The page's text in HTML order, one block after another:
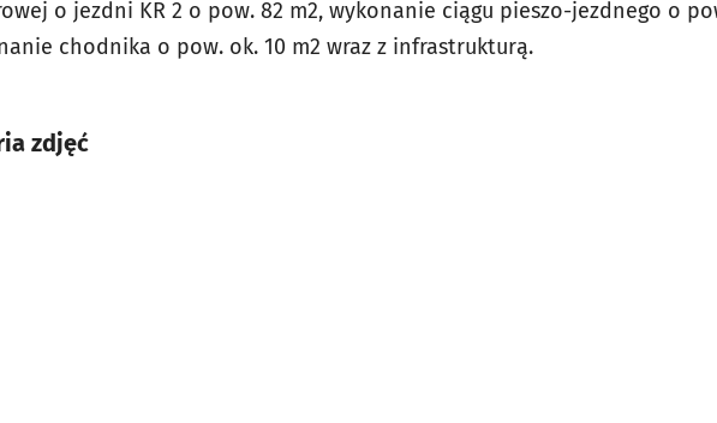
o jezdni KR 2 o pow. 82 m2, wykonanie ciągu pieszo-jezdnego o
chodnika o pow. ok. 10 m2 wraz z infrastrukturą.
zdjęć